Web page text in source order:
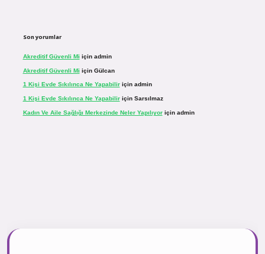
Son yorumlar
Akreditif Güvenli Mi için admin
Akreditif Güvenli Mi için Gülcan
1 Kişi Evde Sıkılınca Ne Yapabiliriçin admin
1 Kişi Evde Sıkılınca Ne Yapabiliriçin Sarsılmaz
Kadın Ve Aile Sağlığı Merkezinde Neler Yapılıyoriçin admin